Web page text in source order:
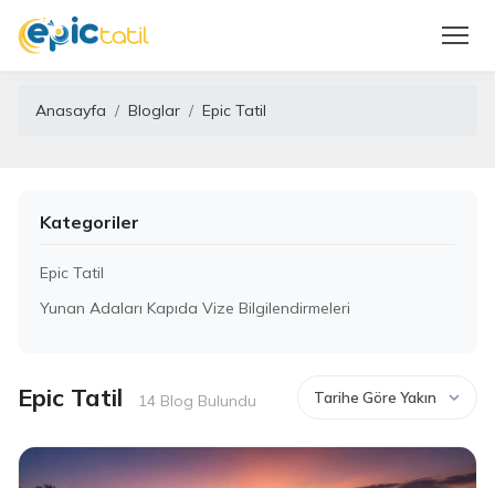
Anasayfa Bloglar Epic Tatil
Kategoriler
Epic Tatil
Yunan Adaları Kapıda Vize Bilgilendirmeleri
Epic Tatil 14 Blog Bulundu